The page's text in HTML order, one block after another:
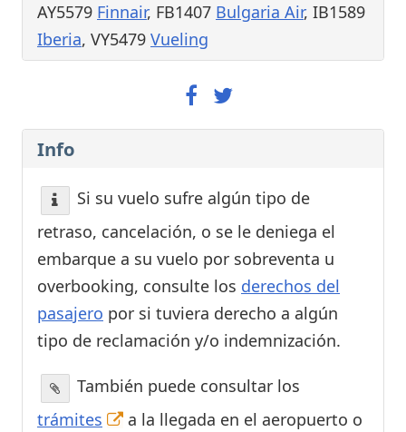
AY5579 Finnair, FB1407 Bulgaria Air, IB1589
Iberia, VY5479 Vueling
Info
Si su vuelo sufre algún tipo de
retraso, cancelación, o se le deniega el
embarque a su vuelo por sobreventa u
overbooking, consulte los derechos del
pasajero por si tuviera derecho a algún
tipo de reclamación y/o indemnización.
También puede consultar los
trámites
a la llegada en el aeropuerto o